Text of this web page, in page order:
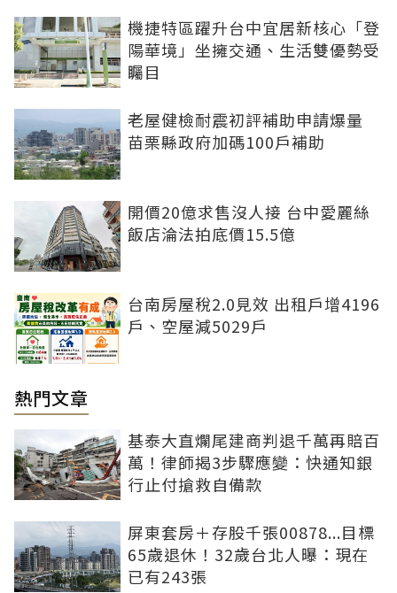
機捷特區躍升台中宜居新核心「登
陽華境」坐擁交通、生活雙優勢受
矚目
老屋健檢耐震初評補助申請爆量
苗栗縣政府加碼100戶補助
開價20億求售沒人接 台中愛麗絲
飯店淪法拍底價15.5億
台南房屋稅2.0見效 出租戶增4196
戶、空屋減5029戶
熱門文章
基泰大直爛尾建商判退千萬再賠百
萬！律師揭3步驟應變：快通知銀
行止付搶救自備款
屏東套房＋存股千張00878...目標
65歲退休！32歲台北人曝：現在
已有243張